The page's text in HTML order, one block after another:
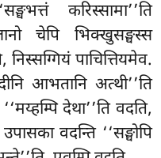
करिस्सामा’’ति
चेपि भिक्खुसङ्घस्स
पाचित्तियमेव.
आभतानि अत्थी’’ति
देथा’’ति वदति,
वदन्ति ‘‘सङ्घोपि